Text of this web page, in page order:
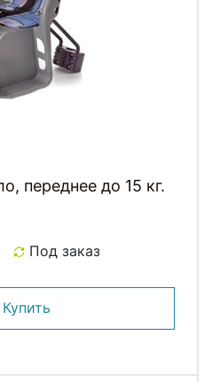
переднее до 15 кг.
Под заказ
Купить